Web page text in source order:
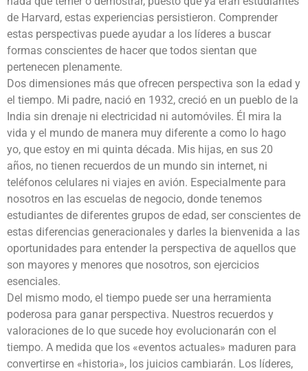
de Harvard, estas experiencias persistieron. Comprender
estas perspectivas puede ayudar a los líderes a buscar
formas conscientes de hacer que todos sientan que
pertenecen plenamente.
Dos dimensiones más que ofrecen perspectiva son la edad y
el tiempo. Mi padre, nació en 1932, creció en un pueblo de la
India sin drenaje ni electricidad ni automóviles. Él mira la
vida y el mundo de manera muy diferente a como lo hago
yo, que estoy en mi quinta década. Mis hijas, en sus 20
años, no tienen recuerdos de un mundo sin internet, ni
teléfonos celulares ni viajes en avión. Especialmente para
nosotros en las escuelas de negocio, donde tenemos
estudiantes de diferentes grupos de edad, ser conscientes de
estas diferencias generacionales y darles la bienvenida a las
oportunidades para entender la perspectiva de aquellos que
son mayores y menores que nosotros, son ejercicios
esenciales.
Del mismo modo, el tiempo puede ser una herramienta
poderosa para ganar perspectiva. Nuestros recuerdos y
valoraciones de lo que sucede hoy evolucionarán con el
tiempo. A medida que los «eventos actuales» maduren para
convertirse en «historia», los juicios cambiarán. Los líderes,